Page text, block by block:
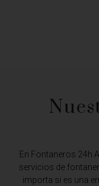
En Fontaneros 24h
servicios de
importa si es una